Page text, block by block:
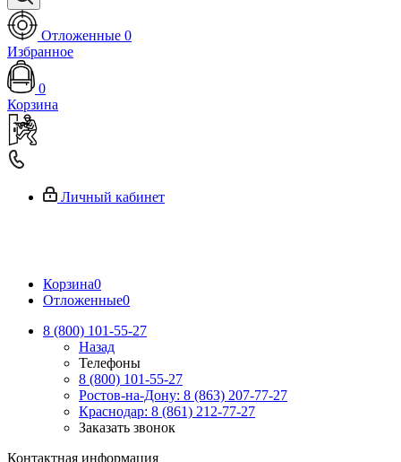
Отложенные 0
Избранное
0
Корзина
Личный кабинет
Корзина0
Отложенные0
8 (800) 101-55-27
Назад
Телефоны
8 (800) 101-55-27
Ростов-на-Дону: 8 (863) 207-77-27
Краснодар: 8 (861) 212-77-27
Заказать звонок
Контактная информация